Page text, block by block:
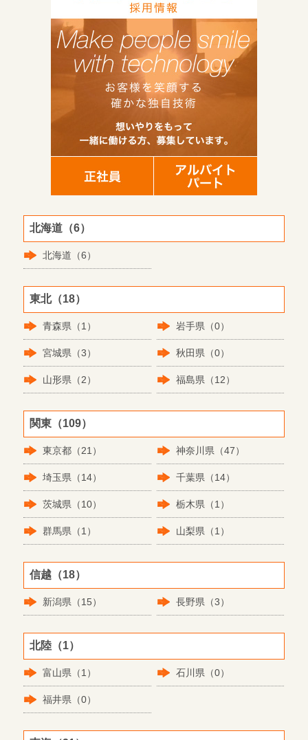
北海道（6）
北海道（6）
東北（18）
青森県（1） 岩手県（0）
宮城県（3） 秋田県（0）
山形県（2） 福島県（12）
関東（109）
東京都（21） 神奈川県（47）
埼玉県（14） 千葉県（14）
茨城県（10） 栃木県（1）
群馬県（1） 山梨県（1）
信越（18）
新潟県（15） 長野県（3）
北陸（1）
富山県（1） 石川県（0）
福井県（0）